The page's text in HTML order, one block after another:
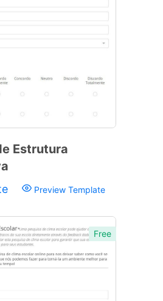
Estrutura
Preview Template
Free